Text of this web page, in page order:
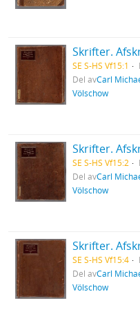
Skrifter.
SE S-HS Vf15:1
Del avCarl
Völschow
Skrifter.
SE S-HS Vf15:2
Del avCarl
Völschow
Skrifter.
SE S-HS Vf15:4
Del avCarl
Völschow